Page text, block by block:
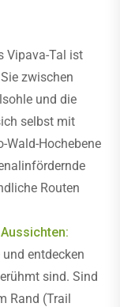
Vipava-Tal ist
zwischen
und die
selbst mit
Wald-Hochebene
Routen
entdecken
sind. Sind
Rand (Trail